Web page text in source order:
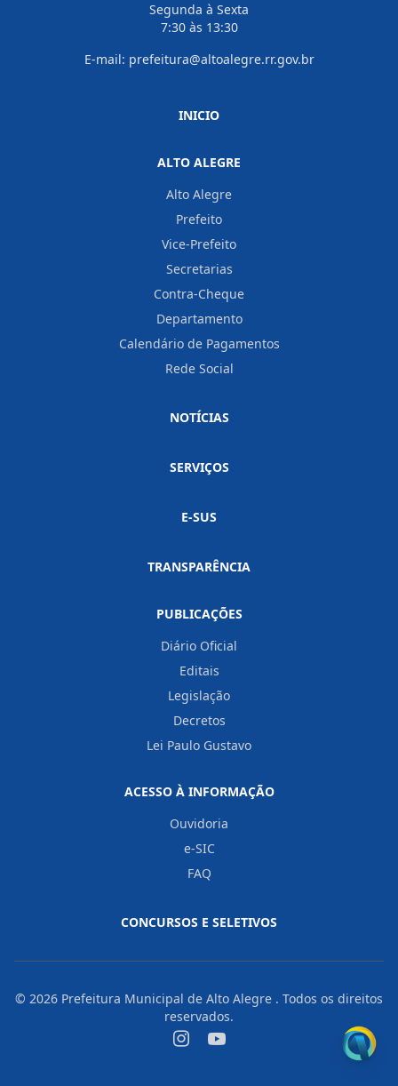
Segunda à Sexta
7:30 às 13:30
E-mail: prefeitura@altoalegre.rr.gov.br
INICIO
ALTO ALEGRE
Alto Alegre
Prefeito
Vice-Prefeito
Secretarias
Contra-Cheque
Departamento
Calendário de Pagamentos
Rede Social
NOTÍCIAS
SERVIÇOS
E-SUS
TRANSPARÊNCIA
PUBLICAÇÕES
Diário Oficial
Editais
Legislação
Decretos
Lei Paulo Gustavo
ACESSO À INFORMAÇÃO
Ouvidoria
e-SIC
FAQ
CONCURSOS E SELETIVOS
© 2026 Prefeitura Municipal de Alto Alegre . Todos os direitos
reservados.